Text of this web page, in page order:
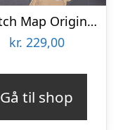
Scratch Map Original Deluxe
kr. 229,00
Gå til shop